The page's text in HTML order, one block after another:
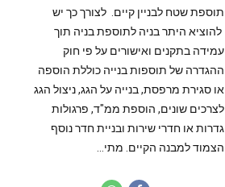
תוספת שטח לבניין קיים. לצורך כך יש
להוציא היתר בניה לתוספת בניה תוך
עמידה בתקנים ואישורים על פי חוק
ההגדרה של תוספות בנייה כוללת הוספה
או סגירת מרפסת, בנייה על הגג, ניצול הגג
לצרכים שונים, הוספת ממ"ד, פרגולות
גדרות או חדרי שירות ובניית חדר נוסף
הצמוד למבנה הקיים. מתי...